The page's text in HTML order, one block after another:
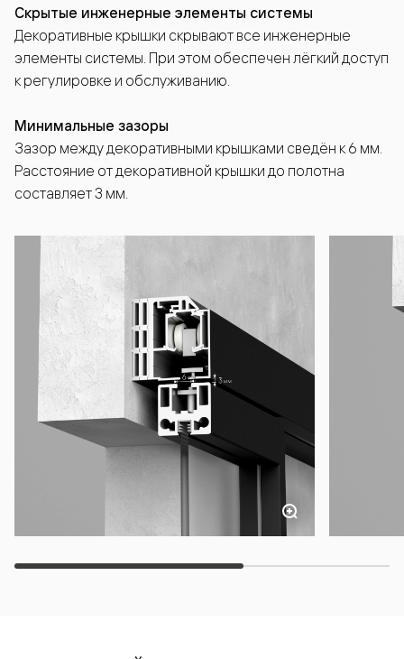
Скрытые инженерные элементы системы
Декоративные крышки скрывают все инженерные
элементы системы. При этом обеспечен лёгкий доступ
к регулировке и обслуживанию.
Минимальные зазоры
Зазор между декоративными крышками сведён к 6 мм.
Расстояние от декоративной крышки до полотна
составляет 3 мм.